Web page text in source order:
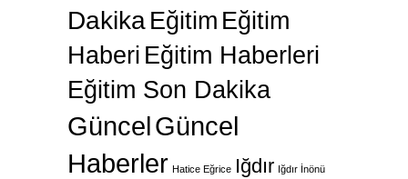
Dakika Eğitim Eğitim
Haberi Eğitim Haberleri
Eğitim Son Dakika
GüncelGüncel
Haberler Hatice Eğrice Iğdır Iğdır İnönü